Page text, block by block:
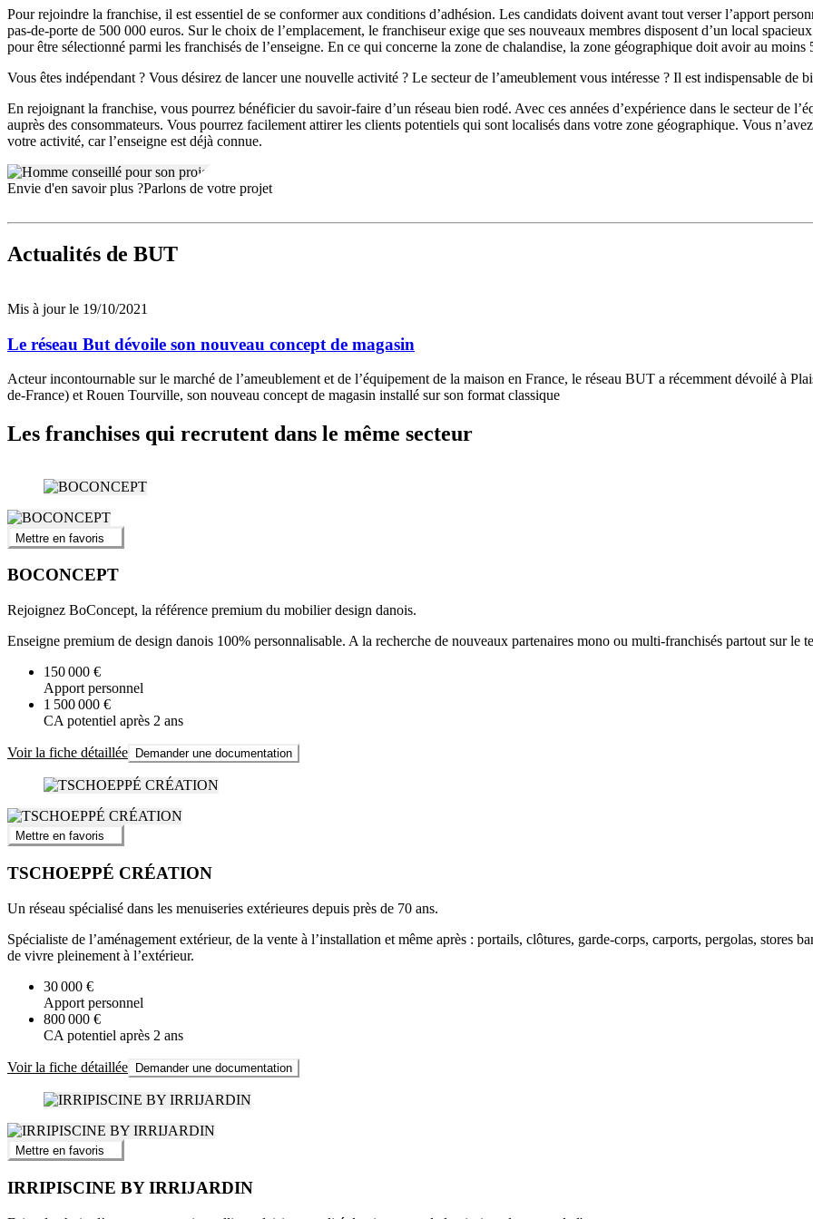
Pour rejoindre la franchise, il est essentiel de se conformer aux conditions d’adhésion. Les candidats doivent avant tout verser l’apport
pas-de-porte de 500 000 euros. Sur le choix de l’emplacement, le franchiseur exige que ses nouveaux membres disposent d’un local
pour être sélectionné parmi les franchisés de l’enseigne. En ce qui concerne la zone de chalandise, la zone géographique doit avoir au moins
Vous êtes indépendant ? Vous désirez de lancer une nouvelle activité ? Le secteur de l’ameublement vous intéresse ? Il est indispensable
En rejoignant la franchise, vous pourrez bénéficier du savoir-faire d’un réseau bien rodé. Avec ces années d’expérience dans le secteur de
auprès des consommateurs. Vous pourrez facilement attirer les clients potentiels qui sont localisés dans votre zone géographique. Vous
votre activité, car l’enseigne est déjà connue.
Envie d'en savoir plus ?Parlons de votre projet
Actualités de BUT
Mis à jour le 19/10/2021
Le réseau But dévoile son nouveau concept de magasin
Acteur incontournable sur le marché de l’ameublement et de l’équipement de la maison en France, le réseau BUT a récemment dévoilé à
de-France) et Rouen Tourville, son nouveau concept de magasin installé sur son format classique
Les franchises qui recrutent dans le même secteur
Mettre en favoris
BOCONCEPT
Rejoignez BoConcept, la référence premium du mobilier design danois.
Enseigne premium de design danois 100% personnalisable. A la recherche de nouveaux partenaires mono ou multi-franchisés partout sur le
150 000 €
Apport personnel
1 500 000 €
CA potentiel après 2 ans
Voir la fiche détaillée Demander une documentation
Mettre en favoris
TSCHOEPPÉ CRÉATION
Un réseau spécialisé dans les menuiseries extérieures depuis près de 70 ans.
Spécialiste de l’aménagement extérieur, de la vente à l’installation et même après : portails, clôtures, garde-corps, carports, pergolas, stores
de vivre pleinement à l’extérieur.
30 000 €
Apport personnel
800 000 €
CA potentiel après 2 ans
Voir la fiche détaillée Demander une documentation
Mettre en favoris
IRRIPISCINE BY IRRIJARDIN